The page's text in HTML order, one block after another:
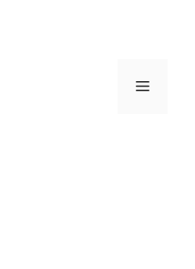
메